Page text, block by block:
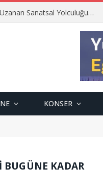
Sanatsal Yolculuğu…
KONSER
KADAR